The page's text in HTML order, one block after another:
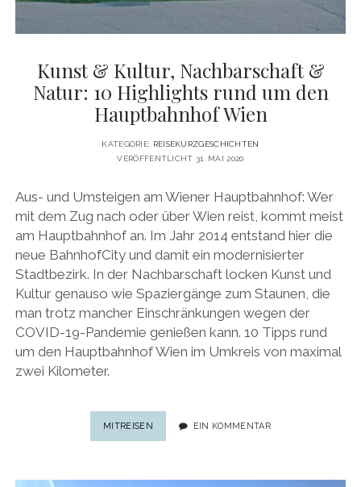
Kunst & Kultur, Nachbarschaft &
Natur: 10 Highlights rund um den
Hauptbahnhof Wien
KATEGORIE: REISEKURZGESCHICHTEN
VERÖFFENTLICHT 31. MAI 2020
Aus- und Umsteigen am Wiener Hauptbahnhof: Wer
mit dem Zug nach oder über Wien reist, kommt meist
am Hauptbahnhof an. Im Jahr 2014 entstand hier die
neue BahnhofCity und damit ein modernisierter
Stadtbezirk. In der Nachbarschaft locken Kunst und
Kultur genauso wie Spaziergänge zum Staunen, die
man trotz mancher Einschränkungen wegen der
COVID-19-Pandemie genießen kann. 10 Tipps rund
um den Hauptbahnhof Wien im Umkreis von maximal
zwei Kilometer.
MITREISEN KUNST
&
EIN KOMMENTAR